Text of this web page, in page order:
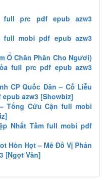
prc pdf epub azw3
full mobi pdf epub azw3
Ổ Chăn Phân Cho Ngươi)
full prc pdf epub azw3
CP Quốc Dân – Cố Liễu
azw3 [Showbiz]
Tống Cửu Cận full mobi
Nhất Tầm full mobi pdf
Hòn Họt – Mê Đồ Vị Phản
[Ngọt Văn]